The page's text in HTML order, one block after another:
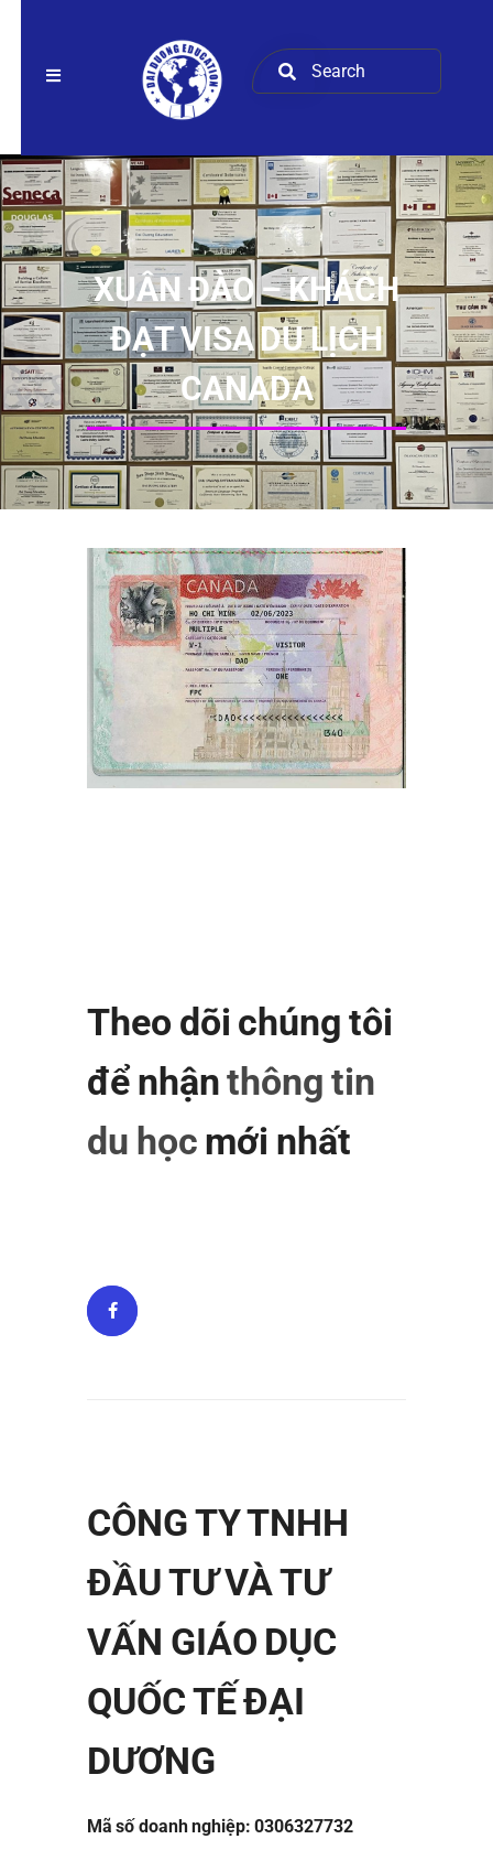
XUÂN ĐÀO – KHÁCH
ĐẠT VISA DU LỊCH
CANADA
Theo dõi chúng tôi
để nhậnthông tin
du học mới nhất
CÔNG TY TNHH
ĐẦU TƯ VÀ TƯ
VẤN GIÁO DỤC
QUỐC TẾ ĐẠI
DƯƠNG
Mã số doanh nghiệp: 0306327732